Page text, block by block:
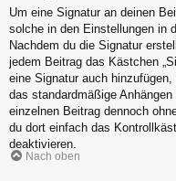
Um eine Signatur an deinen
solche in den Einstellungen in
Nachdem du die Signatur
jedem Beitrag das Kästchen
eine Signatur auch
das standardmäßige
einzelnen Beitrag dennoch
du dort einfach das
deaktivieren.
Nach oben